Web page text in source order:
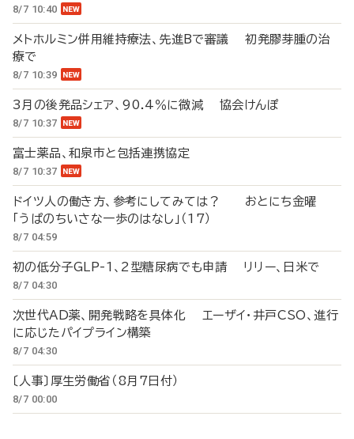
8/7 10:40
メトホルミン併用維持療法、先進Bで審議 初発膠芽腫の治
療で
8/7 10:39
3月の後発品シェア、90.4％に微減 協会けんぽ
8/7 10:37
富士薬品、和泉市と包括連携協定
8/7 10:37
ドイツ人の働き方、参考にしてみては？ おとにち金曜
「うぱのちいさな一歩のはなし」（17）
8/7 04:59
初の低分子GLP-1、2型糖尿病でも申請 リリー、日米で
8/7 04:30
次世代AD薬、開発戦略を具体化 エーザイ・井戸CSO、進行
に応じたパイプライン構築
8/7 04:30
〔人事〕厚生労働省（8月7日付）
8/7 00:00